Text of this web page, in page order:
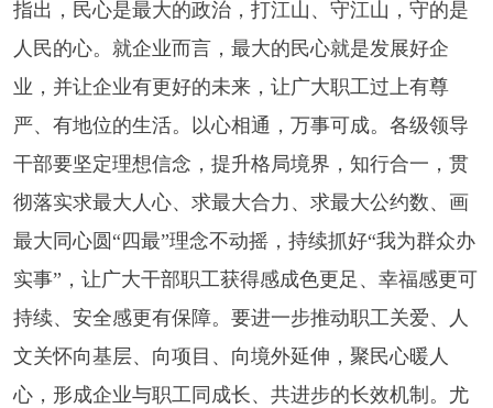
指出，民心是最大的政治，打江山、守江山，守的是
人民的心。就企业而言，最大的民心就是发展好企
业，并让企业有更好的未来，让广大职工过上有尊
严、有地位的生活。以心相通，万事可成。各级领导
干部要坚定理想信念，提升格局境界，知行合一，贯
彻落实求最大人心、求最大合力、求最大公约数、画
最大同心圆“四最”理念不动摇，持续抓好“我为群众办
实事”，让广大干部职工获得感成色更足、幸福感更可
持续、安全感更有保障。要进一步推动职工关爱、人
文关怀向基层、向项目、向境外延伸，聚民心暖人
心，形成企业与职工同成长、共进步的长效机制。尤